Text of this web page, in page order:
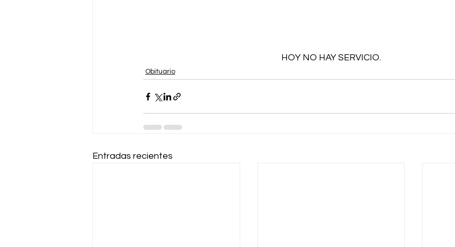
HOY NO HAY SERVICIO.
Obituario
Entradas recientes